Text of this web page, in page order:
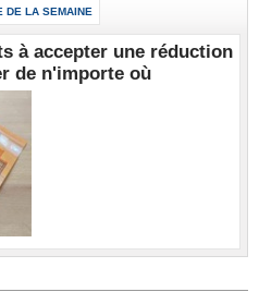
DE LA SEMAINE
à accepter une réduction
de n'importe où